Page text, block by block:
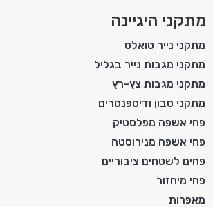
מתקני היגיינה
מתקני נייר טואלט
מתקני מגבות נייר בגליל
מתקני מגבות צץ-רץ
מתקני סבון ודיספנסרים
פחי אשפה מפלסטיק
פחי אשפה מנירוסטה
פחים לשטחים ציבוריים
פחי מיחזור
מאפרות